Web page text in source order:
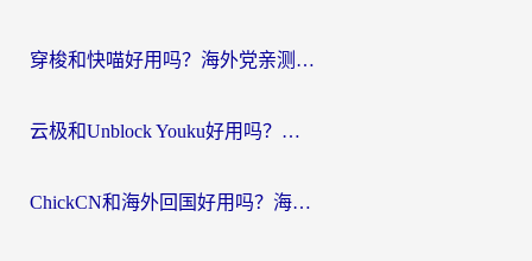
穿梭和快喵好用吗？海外党亲测：小众加速器对比+番茄加速器深度体验
云极和Unblock Youku好用吗？海外党亲测+2026回国加速器避坑指南
ChickCN和海外回国好用吗？海外党2026亲测：从手游到影音，选对加速器的3个关键